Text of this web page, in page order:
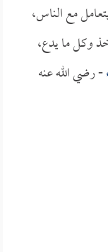
مع الناس،
وكل ما يدع،
- رضي الله عنه